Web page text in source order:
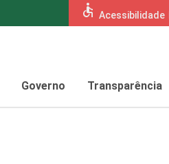
accessible Acessibilidade
Governo Transparência